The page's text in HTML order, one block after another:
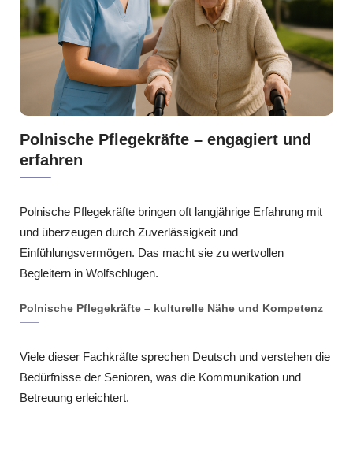
Polnische Pflegekräfte – engagiert und
erfahren
Polnische Pflegekräfte bringen oft langjährige Erfahrung mit
und überzeugen durch Zuverlässigkeit und
Einfühlungsvermögen. Das macht sie zu wertvollen
Begleitern in Wolfschlugen.
Polnische Pflegekräfte – kulturelle Nähe und Kompetenz
Viele dieser Fachkräfte sprechen Deutsch und verstehen die
Bedürfnisse der Senioren, was die Kommunikation und
Betreuung erleichtert.